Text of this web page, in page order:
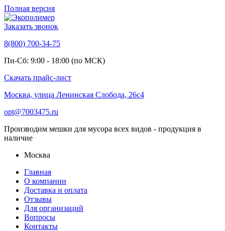
Полная версия
Заказать звонок
8(800) 700-34-75
Пн-Сб: 9:00 - 18:00 (по МСК)
Скачать прайс-лист
Москва, улица Ленинская Слобода, 26с4
opt@7003475.ru
Производим мешки для мусора всех видов - продукция в
наличие
Москва
Главная
О компании
Доставка и оплата
Отзывы
Для организаций
Вопросы
Контакты